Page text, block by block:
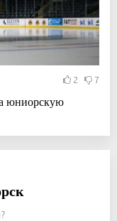
2 7
юниорскую